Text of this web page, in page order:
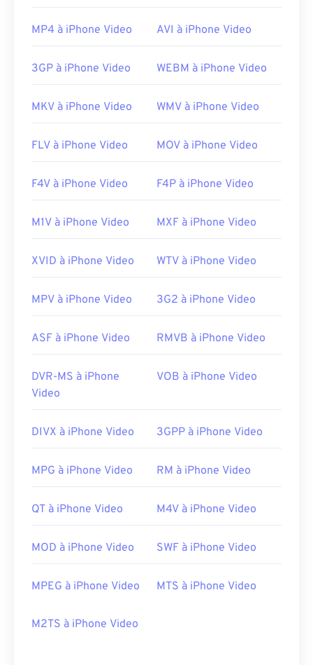
MP4 à iPhone Video AVI à iPhone Video
3GP à iPhone Video WEBM à iPhone Video
MKV à iPhone Video WMV à iPhone Video
FLV à iPhone Video MOV à iPhone Video
F4V à iPhone Video F4P à iPhone Video
M1V à iPhone Video MXF à iPhone Video
XVID à iPhone Video WTV à iPhone Video
MPV à iPhone Video 3G2 à iPhone Video
ASF à iPhone Video RMVB à iPhone Video
DVR-MS à iPhone
Video
VOB à iPhone Video
DIVX à iPhone Video 3GPP à iPhone Video
MPG à iPhone Video RM à iPhone Video
QT à iPhone Video M4V à iPhone Video
MOD à iPhone Video SWF à iPhone Video
MPEG à iPhone Video MTS à iPhone Video
M2TS à iPhone Video